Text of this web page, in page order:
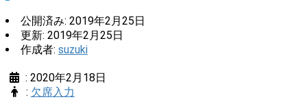
公開済み: 2019年2月25日
更新: 2019年2月25日
作成者: suzuki
: 2020年2月18日
: 欠席入力